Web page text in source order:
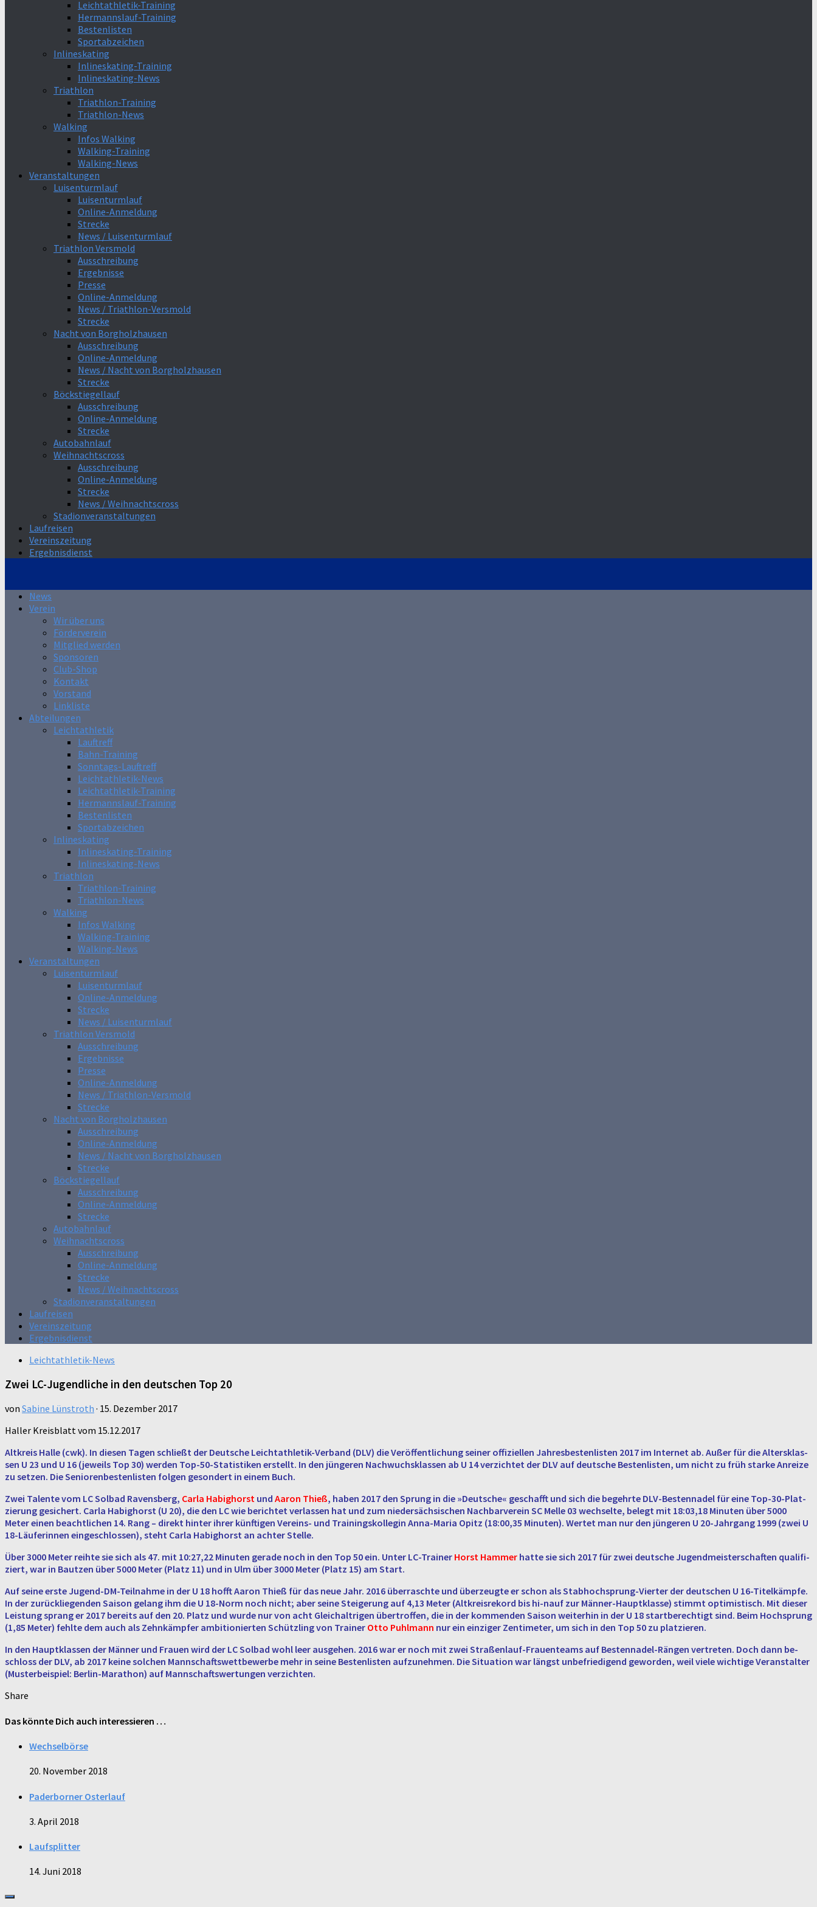
Leichtathletik-Training
Hermannslauf-Training
Bestenlisten
Sportabzeichen
Inlineskating
Inlineskating-Training
Inlineskating-News
Triathlon
Triathlon-Training
Triathlon-News
Walking
Infos Walking
Walking-Training
Walking-News
Veranstaltungen
Luisenturmlauf
Luisenturmlauf
Online-Anmeldung
Strecke
News / Luisenturmlauf
Triathlon Versmold
Ausschreibung
Ergebnisse
Presse
Online-Anmeldung
News / Triathlon-Versmold
Strecke
Nacht von Borgholzhausen
Ausschreibung
Online-Anmeldung
News / Nacht von Borgholzhausen
Strecke
Böckstiegellauf
Ausschreibung
Online-Anmeldung
Strecke
Autobahnlauf
Weihnachtscross
Ausschreibung
Online-Anmeldung
Strecke
News / Weihnachtscross
Stadionveranstaltungen
Laufreisen
Vereinszeitung
Ergebnisdienst
News
Verein
Wir über uns
Förderverein
Mitglied werden
Sponsoren
Club-Shop
Kontakt
Vorstand
Linkliste
Abteilungen
Leichtathletik
Lauftreff
Bahn-Training
Sonntags-Lauftreff
Leichtathletik-News
Leichtathletik-Training
Hermannslauf-Training
Bestenlisten
Sportabzeichen
Inlineskating
Inlineskating-Training
Inlineskating-News
Triathlon
Triathlon-Training
Triathlon-News
Walking
Infos Walking
Walking-Training
Walking-News
Veranstaltungen
Luisenturmlauf
Luisenturmlauf
Online-Anmeldung
Strecke
News / Luisenturmlauf
Triathlon Versmold
Ausschreibung
Ergebnisse
Presse
Online-Anmeldung
News / Triathlon-Versmold
Strecke
Nacht von Borgholzhausen
Ausschreibung
Online-Anmeldung
News / Nacht von Borgholzhausen
Strecke
Böckstiegellauf
Ausschreibung
Online-Anmeldung
Strecke
Autobahnlauf
Weihnachtscross
Ausschreibung
Online-Anmeldung
Strecke
News / Weihnachtscross
Stadionveranstaltungen
Laufreisen
Vereinszeitung
Ergebnisdienst
Leichtathletik-News
Zwei LC-Jugendliche in den deutschen Top 20
von Sabine Lünstroth · 15. Dezember 2017
Haller Kreisblatt vom 15.12.2017
Alt­kreis Halle (cwk). In diesen Tagen schließt der Deut­sche Leicht­ath­le­tik-Ver­band (DLV) die Ver­öf­fent­li­chung seiner of­fi­zi­el­len Jah­res­bes­ten­lis­ten 2017 im In­ter­net ab. Außer für die Al­ters­klas­
sen U 23 und U 16 (je­weils Top 30) werden Top-50-Sta­tis­ti­ken er­stellt. In den jün­ge­ren Nach­wuchs­klas­sen ab U 14 ver­zich­tet der DLV auf deut­sche Bes­ten­lis­ten, um nicht zu früh starke An­rei­ze
zu setzen. Die Se­nio­ren­besten­lis­ten folgen ge­son­dert in einem Buch.
Zwei Ta­len­te vom LC Solbad Ra­vens­berg, Carla Ha­big­horst und Aaron Thieß, haben 2017 den Sprung in die »Deut­sche« ge­schafft und sich die be­gehr­te DLV-Bes­ten­na­del für eine Top-30-Plat­
zie­rung ge­si­chert. Carla Ha­big­horst (U 20), die den LC wie be­rich­tet ver­las­sen hat und zum nie­der­säch­si­schen Nach­bar­ver­ein SC Melle 03 wech­sel­te, belegt mit 18:03,18 Mi­nu­ten über 5000
Meter einen be­acht­li­chen 14. Rang – direkt hinter ihrer künf­ti­gen Ver­eins- und Trai­nings­kol­le­gin An­na-Ma­ria Opitz (18:00,35 Mi­nu­ten). Wertet man nur den jün­ge­ren U 20-Jahr­gang 1999 (zwei U
18-Läu­fe­rin­nen ein­ge­schlos­sen), steht Carla Ha­big­horst an achter Stelle.
Über 3000 Meter reihte sie sich als 47. mit 10:27,22 Mi­nu­ten gerade noch in den Top 50 ein. Unter LC-Trai­ner Horst Hammer hatte sie sich 2017 für zwei deut­sche Ju­gend­meis­ter­schaf­ten qua­li­fi­
ziert, war in Baut­zen über 5000 Meter (Platz 11) und in Ulm über 3000 Meter (Platz 15) am Start.
Auf seine erste Ju­gend-DM-Teil­nah­me in der U 18 hofft Aaron Thieß für das neue Jahr. 2016 über­rasch­te und über­zeug­te er schon als Stab­hoch­sprung-Vier­ter der deut­schen U 16-Ti­tel­kämp­fe.
In der zu­rück­lie­gen­den Saison gelang ihm die U 18-Norm noch nicht; aber seine Stei­ge­rung auf 4,13 Meter (Alt­kreis­re­kord bis hi-nauf zur Män­ner-Haupt­klas­se) stimmt op­ti­mis­tisch. Mit dieser
Leis­tung sprang er 2017 be­reits auf den 20. Platz und wurde nur von acht Gleich­alt­ri­gen über­trof­fen, die in der kom­men­den Saison wei­ter­hin in der U 18 start­be­rech­tigt sind. Beim Hoch­sprung
(1,85 Meter) fehlte dem auch als Zehn­kämp­fer am­bi­tio­nier­ten Schütz­ling von Trai­ner Otto Puhl­mann nur ein ein­zi­ger Zen­ti­me­ter, um sich in den Top 50 zu plat­zie­ren.
In den Haupt­klas­sen der Männer und Frauen wird der LC Solbad wohl leer aus­ge­hen. 2016 war er noch mit zwei Stra­ßen­lauf-Frau­en­teams auf Bes­ten­na­del-Rän­gen ver­tre­ten. Doch dann be­
schloss der DLV, ab 2017 keine sol­chen Mann­schafts­wett­be­wer­be mehr in seine Bes­ten­lis­ten auf­zu­neh­men. Die Si­tua­ti­on war längst un­be­frie­di­gend ge­wor­den, weil viele wich­ti­ge Ver­an­stal­ter
(Mus­ter­bei­spiel: Ber­lin-Ma­ra­thon) auf Mann­schafts­wer­tun­gen ver­zich­ten.
Share
Das könnte Dich auch interessieren …
Wechselbörse
20. November 2018
Paderborner Osterlauf
3. April 2018
Laufsplitter
14. Juni 2018